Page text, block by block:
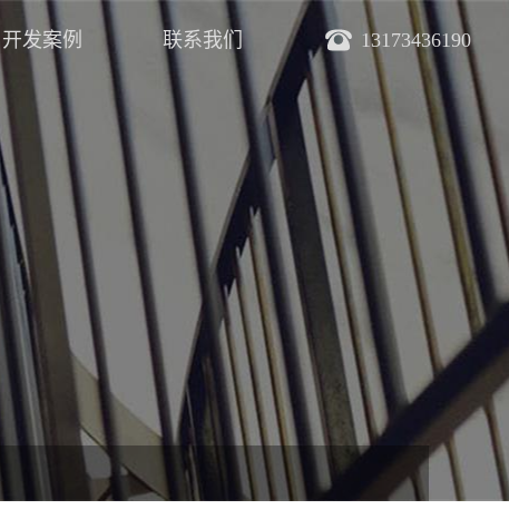
13173436190
开发案例 联系我们